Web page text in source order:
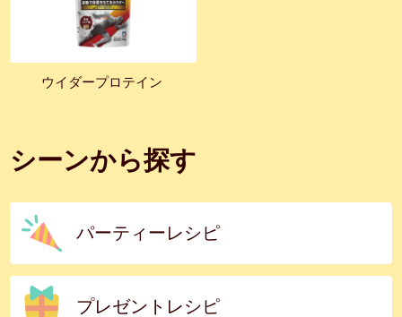
ウイダープロテイン
シーンから探す
パーティーレシピ
プレゼントレシピ